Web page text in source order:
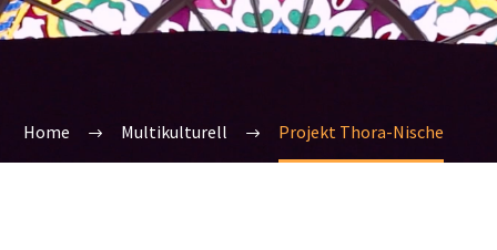
Home Multikulturell Projekt Thora-Nische